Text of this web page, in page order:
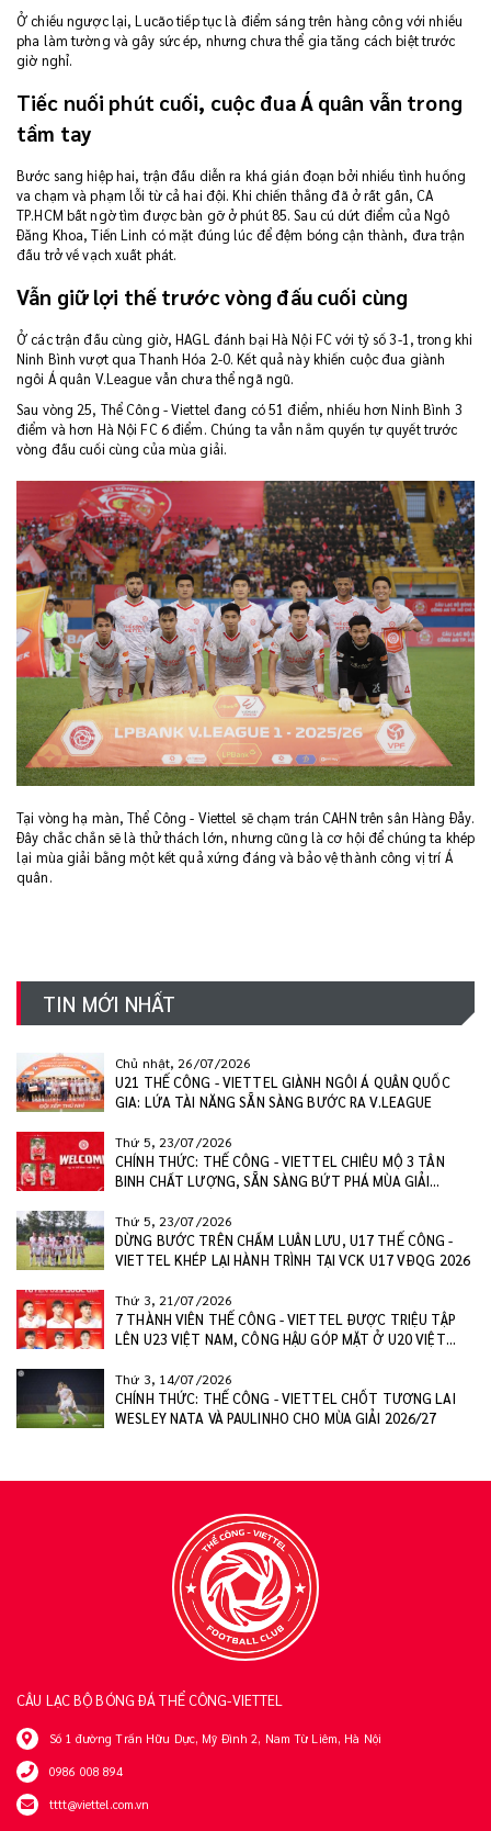
Ở chiều ngược lại, Lucão tiếp tục là điểm sáng trên hàng công với nhiều
pha làm tường và gây sức ép, nhưng chưa thể gia tăng cách biệt trước
giờ nghỉ.
Tiếc nuối phút cuối, cuộc đua Á quân vẫn trong
tầm tay
Bước sang hiệp hai, trận đấu diễn ra khá gián đoạn bởi nhiều tình huống
va chạm và phạm lỗi từ cả hai đội. Khi chiến thắng đã ở rất gần, CA
TP.HCM bất ngờ tìm được bàn gỡ ở phút 85. Sau cú dứt điểm của Ngô
Đăng Khoa, Tiến Linh có mặt đúng lúc để đệm bóng cận thành, đưa trận
đấu trở về vạch xuất phát.
Vẫn giữ lợi thế trước vòng đấu cuối cùng
Ở các trận đấu cùng giờ, HAGL đánh bại Hà Nội FC với tỷ số 3-1, trong khi
Ninh Bình vượt qua Thanh Hóa 2-0. Kết quả này khiến cuộc đua giành
ngôi Á quân V.League vẫn chưa thể ngã ngũ.
Sau vòng 25, Thể Công - Viettel đang có 51 điểm, nhiều hơn Ninh Bình 3
điểm và hơn Hà Nội FC 6 điểm. Chúng ta vẫn nắm quyền tự quyết trước
vòng đấu cuối cùng của mùa giải.
Tại vòng hạ màn, Thể Công - Viettel sẽ chạm trán CAHN trên sân Hàng Đẫy.
Đây chắc chắn sẽ là thử thách lớn, nhưng cũng là cơ hội để chúng ta khép
lại mùa giải bằng một kết quả xứng đáng và bảo vệ thành công vị trí Á
quân.
TIN MỚI NHẤT
Chủ nhật, 26/07/2026
U21 THỂ CÔNG - VIETTEL GIÀNH NGÔI Á QUÂN QUỐC
GIA: LỨA TÀI NĂNG SẴN SÀNG BƯỚC RA V.LEAGUE
Thứ 5, 23/07/2026
CHÍNH THỨC: THỂ CÔNG - VIETTEL CHIÊU MỘ 3 TÂN
BINH CHẤT LƯỢNG, SẴN SÀNG BỨT PHÁ MÙA GIẢI
Thứ 5, 23/07/2026
DỪNG BƯỚC TRÊN CHẤM LUÂN LƯU, U17 THỂ CÔNG -
VIETTEL KHÉP LẠI HÀNH TRÌNH TẠI VCK U17 VĐQG 2026
Thứ 3, 21/07/2026
7 THÀNH VIÊN THỂ CÔNG - VIETTEL ĐƯỢC TRIỆU TẬP
LÊN U23 VIỆT NAM, CÔNG HẬU GÓP MẶT Ở U20 VIỆT
Thứ 3, 14/07/2026
CHÍNH THỨC: THỂ CÔNG - VIETTEL CHỐT TƯƠNG LAI
WESLEY NATA VÀ PAULINHO CHO MÙA GIẢI 2026/27
CÂU LẠC BỘ BÓNG ĐÁ THỂ CÔNG-VIETTEL
Số 1 đường Trần Hữu Dực, Mỹ Đình 2, Nam Từ Liêm, Hà Nội
0986 008 894
tttt@viettel.com.vn